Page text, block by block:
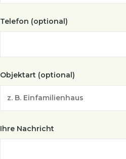
Telefon (optional)
Objektart (optional)
Ihre Nachricht